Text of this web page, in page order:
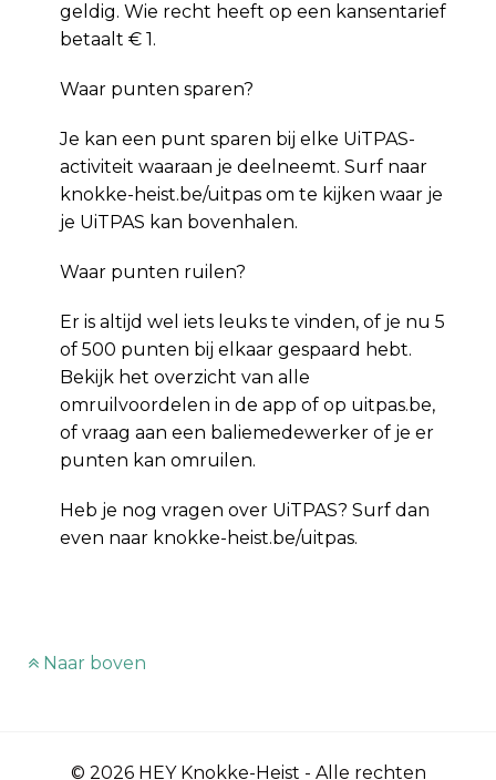
geldig. Wie recht heeft op een kansentarief
betaalt € 1.
Waar punten sparen?
Je kan een punt sparen bij elke UiTPAS-
activiteit waaraan je deelneemt. Surf naar
knokke-heist.be/uitpas om te kijken waar je
je UiTPAS kan bovenhalen.
Waar punten ruilen?
Er is altijd wel iets leuks te vinden, of je nu 5
of 500 punten bij elkaar gespaard hebt.
Bekijk het overzicht van alle
omruilvoordelen in de app of op uitpas.be,
of vraag aan een baliemedewerker of je er
punten kan omruilen.
Heb je nog vragen over UiTPAS? Surf dan
even naar knokke-heist.be/uitpas.
Naar boven
© 2026 HEY Knokke-Heist - Alle rechten